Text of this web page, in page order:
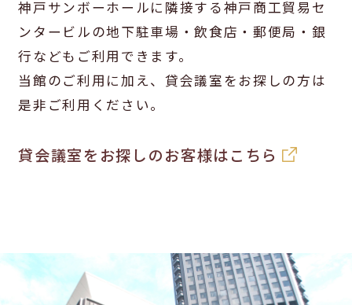
神戸サンボーホールに隣接する神戸商工貿易セ
ンタービルの地下駐車場・飲食店・郵便局・銀
行などもご利用できます。
当館のご利用に加え、貸会議室をお探しの方は
是非ご利用ください。
貸会議室をお探しのお客様はこちら